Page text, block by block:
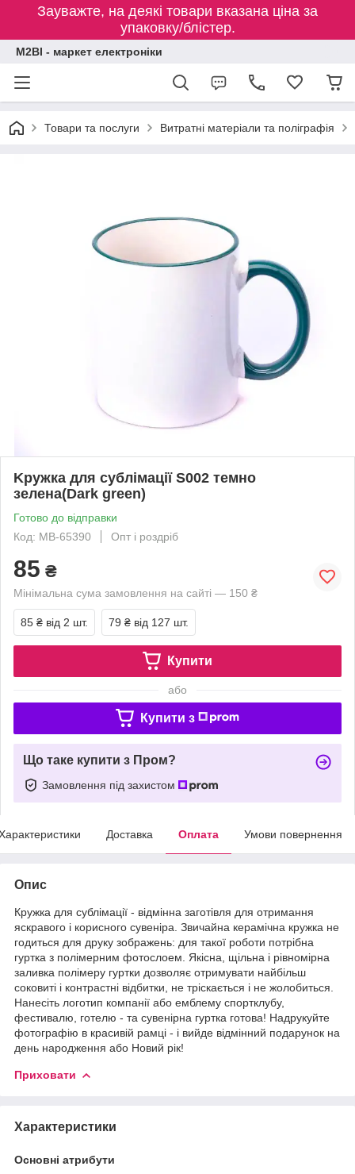
Зауважте, на деякі товари вказана ціна за
упаковку/блістер.
M2BI - маркет електроніки
Товари та послуги Витратні матеріали та поліграфія
Kружка для сублімації S002 темно
зелена(Dark green)
Готово до відправки
Код: MB-65390
Опт і роздріб
85 ₴
Мінімальна сума замовлення на сайті — 150 ₴
85 ₴ від 2 шт. 79 ₴ від 127 шт.
Купити
або
Купити з
Що таке купити з Пром?
Замовлення під захистом
Доставка Оплата Умови повернення
Опис
Кружка для сублімації - відмінна заготівля для отримання
яскравого і корисного сувеніра. Звичайна керамічна кружка не
годиться для друку зображень: для такої роботи потрібна
гуртка з полімерним фотослоем. Якісна, щільна і рівномірна
заливка полімеру гуртки дозволяє отримувати найбільш
соковиті і контрастні відбитки, не тріскається і не жолобиться.
Нанесіть логотип компанії або емблему спортклубу,
фестивалю, готелю - та сувенірна гуртка готова! Надрукуйте
фотографію в красивій рамці - і вийде відмінний подарунок на
день народження або Новий рік!
Приховати
Характеристики
Основні атрибути